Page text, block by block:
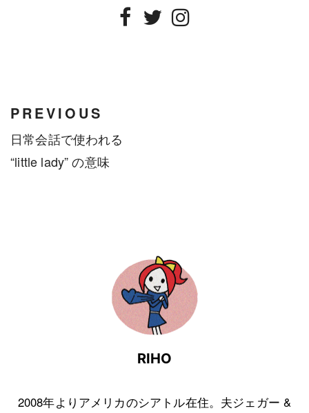
Facebook
TwitterInstagram
PREVIOUS
日常会話で使われる
“little lady” の意味
RIHO
2008年よりアメリカのシアトル在住。夫ジェガー &